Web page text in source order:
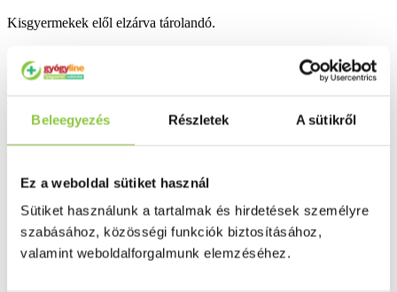
Beleegyezés Részletek A sütikről
Ez a weboldal sütiket használ
Sütiket használunk a tartalmak és hirdetések személyre
szabásához, közösségi funkciók biztosításához,
valamint weboldalforgalmunk elemzéséhez.
Kisgyermekek elől elzárva tárolandó.
étrendet, és az egészséges életmódot.
Kiszerelés: 60 db.
Ingyenes szállítás 18 000 Ft felett
Minőségellenőrzött termékek
Valós gyógyszertári háttér